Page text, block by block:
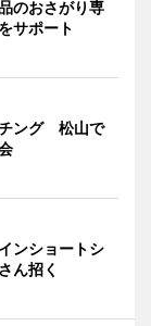
のおさがり専
サポート
チング 松山で
ンショートシ
ん招く